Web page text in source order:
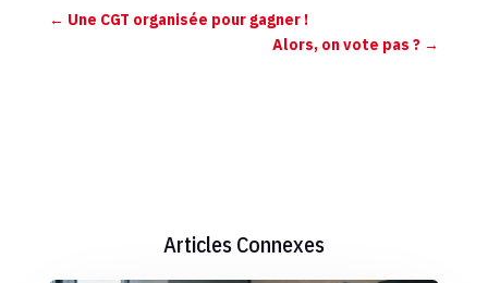
← Une CGT organisée pour gagner !
Alors, on vote pas ? →
Articles Connexes